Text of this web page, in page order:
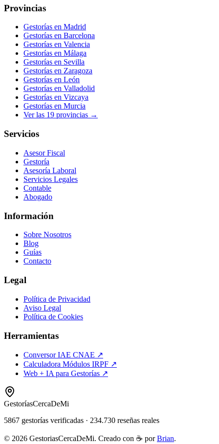
Provincias
Gestorías en Madrid
Gestorías en Barcelona
Gestorías en Valencia
Gestorías en Málaga
Gestorías en Sevilla
Gestorías en Zaragoza
Gestorías en León
Gestorías en Valladolid
Gestorías en Vizcaya
Gestorías en Murcia
Ver las 19 provincias →
Servicios
Asesor Fiscal
Gestoría
Asesoría Laboral
Servicios Legales
Contable
Abogado
Información
Sobre Nosotros
Blog
Guías
Contacto
Legal
Política de Privacidad
Aviso Legal
Política de Cookies
Herramientas
Conversor IAE CNAE ↗
Calculadora Módulos IRPF ↗
Web + IA para Gestorías ↗
GestoríasCercaDeMi
5867 gestorías verificadas · 234.730 reseñas reales
© 2026 GestoriasCercaDeMi. Creado con ☕ por Brian.